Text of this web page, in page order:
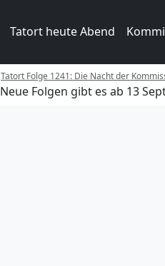
Tatort heute Abend
Tatort Folge 1241: Die Nacht der
Neue Folgen gibt es ab 13